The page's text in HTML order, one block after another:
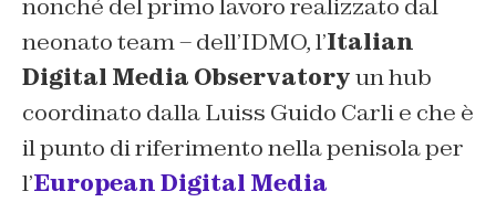
nonché del primo lavoro realizzato dal
neonato team – dell’IDMO, l’Italian
Digital Media Observatoryun hub
coordinato dalla Luiss Guido Carli e che è
il punto di riferimento nella penisola per
l’European Digital Media